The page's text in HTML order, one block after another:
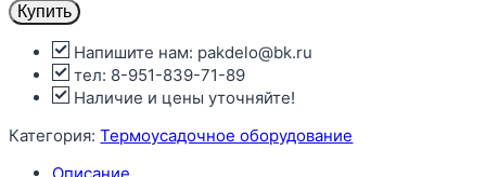
Купить
Напишите нам: pakdelo@bk.ru
тел: 8-951-839-71-89
Наличие и цены уточняйте!
Категория:Термоусадочное оборудование